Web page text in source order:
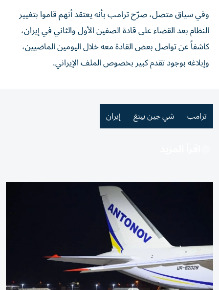
وفي سياق متصل، صرّح ترامب بأنه يعتقد أنهم قاموا بتغيير
النظام بعد القضاء على قادة الصفين الأول والثاني في إيران،
كاشفاً عن تواصل بعض القادة معه خلال اليومين الماضيين،
وإبلاغه بوجود تقدم كبير بخصوص الملف الإيراني.
ترامب شي جين بينغ إيران